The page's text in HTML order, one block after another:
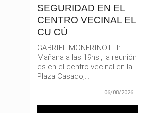
SEGURIDAD EN EL
CENTRO VECINAL EL
CU CÚ
GABRIEL MONFRINOTTI:
Mañana a las 19hs., la reunión
es en el centro vecinal en la
Plaza Casado,...
06/08/2026